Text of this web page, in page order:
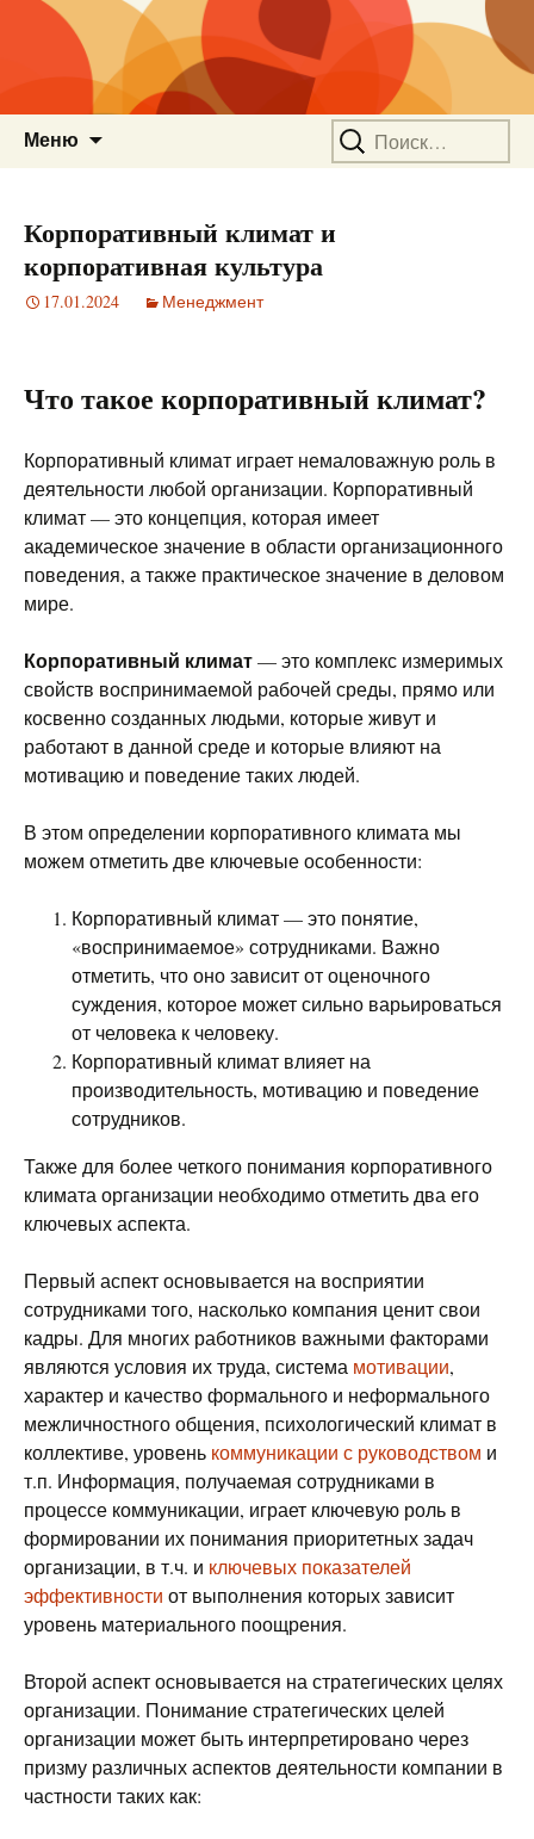
Меню Найти:
Корпоративный климат и
корпоративная культура
17.01.2024 Менеджмент
Что такое корпоративный климат?
Корпоративный климат играет немаловажную роль в
деятельности любой организации. Корпоративный
климат — это концепция, которая имеет
академическое значение в области организационного
поведения, а также практическое значение в деловом
мире.
Корпоративный климат— это комплекс измеримых
свойств воспринимаемой рабочей среды, прямо или
косвенно созданных людьми, которые живут и
работают в данной среде и которые влияют на
мотивацию и поведение таких людей.
В этом определении корпоративного климата мы
можем отметить две ключевые особенности:
Корпоративный климат — это понятие,
«воспринимаемое» сотрудниками. Важно
отметить, что оно зависит от оценочного
суждения, которое может сильно варьироваться
от человека к человеку.
Корпоративный климат влияет на
производительность, мотивацию и поведение
сотрудников.
Также для более четкого понимания корпоративного
климата организации необходимо отметить два его
ключевых аспекта.
Первый аспект основывается на восприятии
сотрудниками того, насколько компания ценит свои
кадры. Для многих работников важными факторами
являются условия их труда, система мотивации,
характер и качество формального и неформального
межличностного общения, психологический климат в
коллективе, уровень коммуникации с руководством и
т.п. Информация, получаемая сотрудниками в
процессе коммуникации, играет ключевую роль в
формировании их понимания приоритетных задач
организации, в т.ч. и ключевых показателей
эффективности от выполнения которых зависит
уровень материального поощрения.
Второй аспект основывается на стратегических целях
организации. Понимание стратегических целей
организации может быть интерпретировано через
призму различных аспектов деятельности компании в
частности таких как: